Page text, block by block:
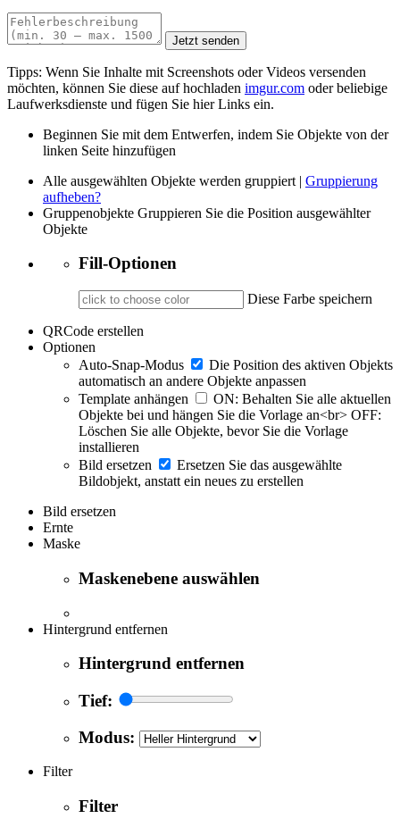
Jetzt senden
Tipps: Wenn Sie Inhalte mit Screenshots oder Videos versenden
möchten, können Sie diese auf hochladen imgur.com oder beliebige
Laufwerksdienste und fügen Sie hier Links ein.
Beginnen Sie mit dem Entwerfen, indem Sie Objekte von der
linken Seite hinzufügen
Alle ausgewählten Objekte werden gruppiert | Gruppierung
aufheben?
Gruppenobjekte Gruppieren Sie die Position ausgewählter
Objekte
Fill-Optionen
Diese Farbe speichern
QRCode erstellen
Optionen
Auto-Snap-Modus
Die Position des aktiven Objekts
automatisch an andere Objekte anpassen
Template anhängen
ON: Behalten Sie alle aktuellen
Objekte bei und hängen Sie die Vorlage an<br> OFF:
Löschen Sie alle Objekte, bevor Sie die Vorlage
installieren
Bild ersetzen
Ersetzen Sie das ausgewählte
Bildobjekt, anstatt ein neues zu erstellen
Bild ersetzen
Ernte
Maske
Maskenebene auswählen
Hintergrund entfernen
Hintergrund entfernen
Tief:
Modus:
Filter
Filter